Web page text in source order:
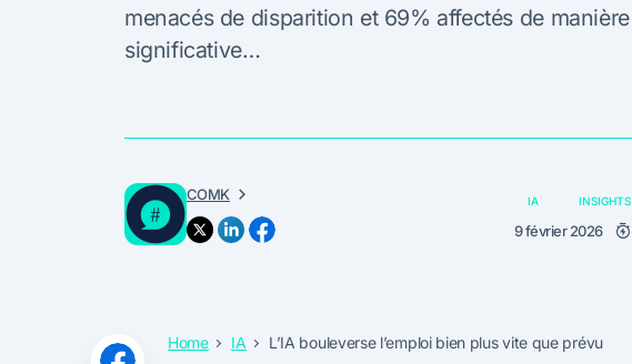
menacés de disparition et 69% affectés de manière
significative…
COMK IA INSIGHTS
9 février 2026
Home IA L’IA bouleverse l’emploi bien plus vite que prévu